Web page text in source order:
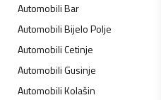
AutomobiliBar
AutomobiliBijelo Polje
AutomobiliCetinje
AutomobiliGusinje
AutomobiliKolašin